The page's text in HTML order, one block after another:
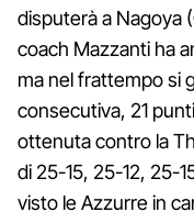
disputerà a Nagoya
coach Mazzanti ha
ma nel frattempo si
consecutiva, 21
ottenuta contro la
di 25-15, 25-12, 25-
visto le Azzurre in